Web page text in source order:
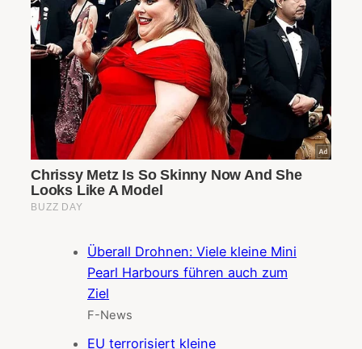
Überall Drohnen: Viele kleine Mini
Pearl Harbours führen auch zum
Ziel
F-News
EU terrorisiert kleine